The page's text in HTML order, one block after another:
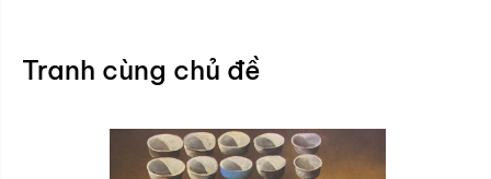
Tranh cùng chủ đề